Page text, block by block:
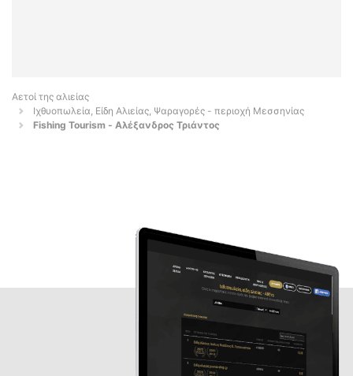
Αετοί της αλιείας
Ιχθυοπωλεία, Είδη Αλιείας, Ψαραγορές - περιοχή Μεσσηνίας
Fishing Tourism - Αλέξανδρος Τριάντος